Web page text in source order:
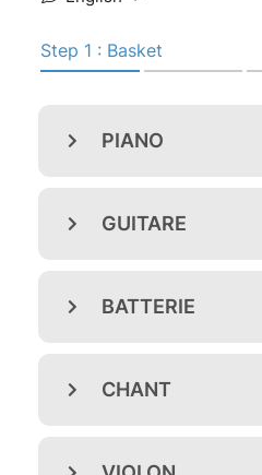
(D1) Première année :
(M1) Quatrième année
(M3) Sixième année :
recherches ?
L'élève est en